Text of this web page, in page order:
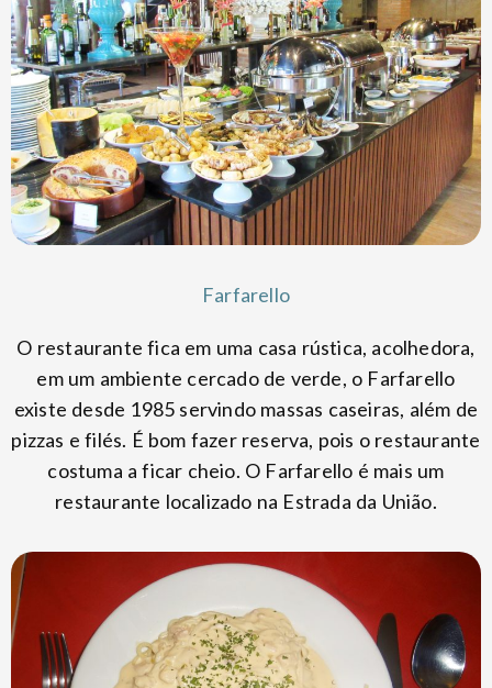
Farfarello
O restaurante fica em uma casa rústica, acolhedora,
em um ambiente cercado de verde, o Farfarello
existe desde 1985 servindo massas caseiras, além de
pizzas e filés. É bom fazer reserva, pois o restaurante
costuma a ficar cheio. O Farfarello é mais um
restaurante localizado na Estrada da União.